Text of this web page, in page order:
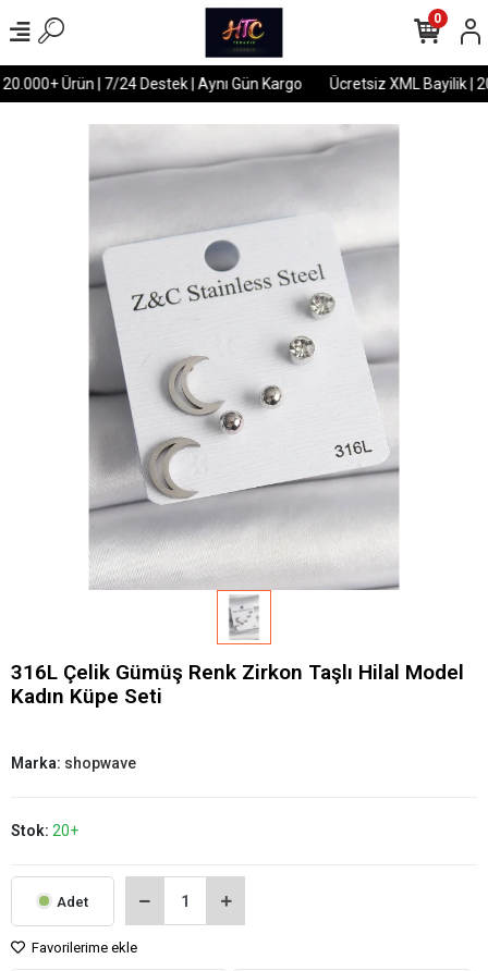
Ürün | 7/24 Destek | Aynı Gün Kargo Ücretsiz XML Bayilik |
0
316L Çelik Gümüş Renk Zirkon Taşlı Hilal Model
Kadın Küpe Seti
Marka: shopwave
Stok: 20+
Adet
Favorilerime ekle